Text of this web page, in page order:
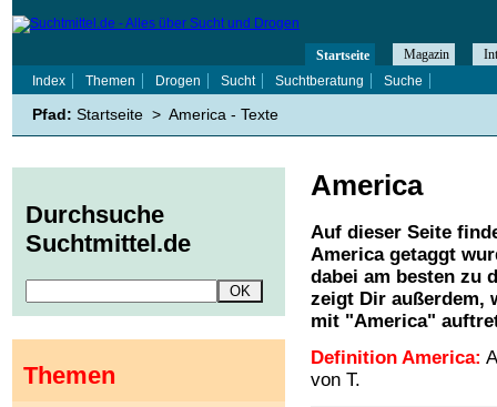
America
Auf dieser Seite
Americagetaggt
dabei am besten zu
zeigt Dir außerdem,
mit "America"
Definition America:
von T.
Startseite Magazin
Index
Themen Drogen Sucht Suchtberatung Suche
Pfad: Startseite > America - Texte
Durchsuche
Suchtmittel.de
Themen